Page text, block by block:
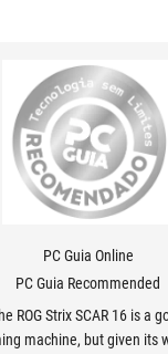
PC Guia Online
PC Guia Recommended
ROG Strix SCAR 16 is a
machine, but given its